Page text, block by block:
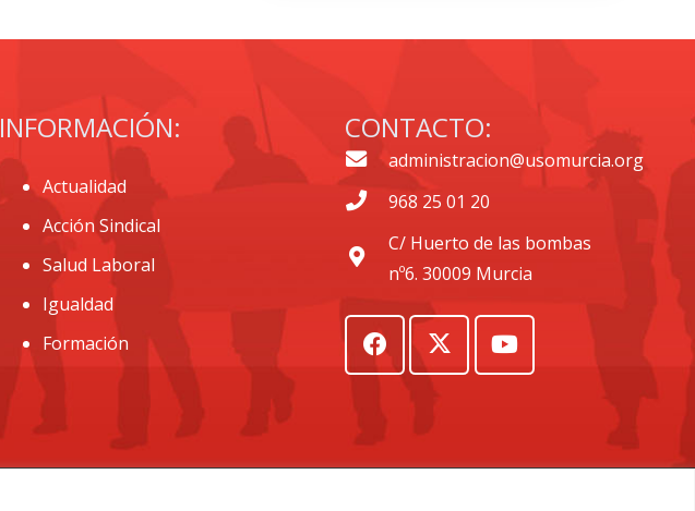
INFORMACIÓN:
Actualidad
Acción Sindical
Salud Laboral
Igualdad
Formación
CONTACTO:
administracion@usomurcia.org
968 25 01 20
C/ Huerto de las bombas
nº6. 30009 Murcia